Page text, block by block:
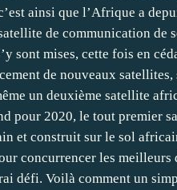
ainsi que l’Afrique a
de communication de
sont mises, cette fois en
de nouveaux
un deuxième satellite
pour 2020, le tout premier
et construit sur le sol
concurrencer les meilleurs
défi. Voilà comment un